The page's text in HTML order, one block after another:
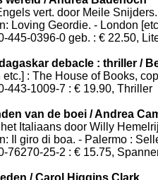
vert. door Meile
Loving Geordie. - London
445-0396-0 geb. : € 22.50,
debacle : thriller /
etc.] : The House of Books,
443-1009-7 : € 19.90, Thriller
van de boei / Andrea
Italiaans door Willy
Il giro di boa. - Palermo :
76270-25-2 : € 15.75,